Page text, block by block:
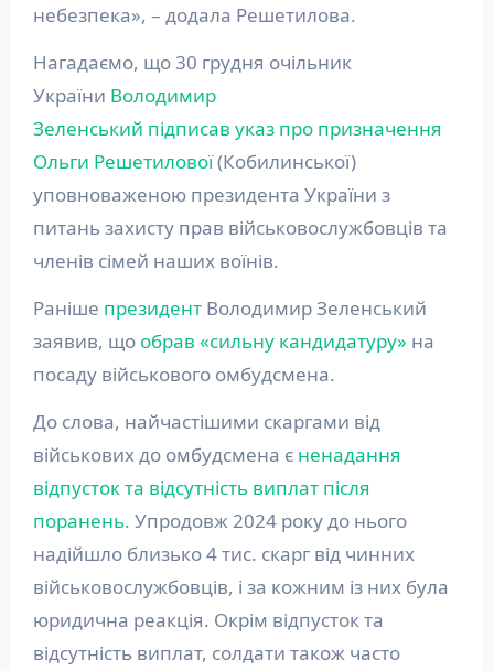
небезпека», – додала Решетилова.
Нагадаємо, що 30 грудня очільник
України Володимир
Зеленський підписав указ про призначення
Ольги Решетилової(Кобилинської)
уповноваженою президента України з
питань захисту прав військовослужбовців та
членів сімей наших воїнів.
Раніше президентВолодимир Зеленський
заявив, що обрав «сильну кандидатуру» на
посаду військового омбудсмена.
До слова, найчастішими скаргами від
військових до омбудсмена є ненадання
відпусток та відсутність виплат після
поранень. Упродовж 2024 року до нього
надійшло близько 4 тис. скарг від чинних
військовослужбовців, і за кожним із них була
юридична реакція. Окрім відпусток та
відсутність виплат, солдати також часто